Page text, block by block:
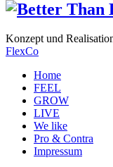
Konzept und
FlexCo
Home
FEEL
GROW
LIVE
We like
Pro & Contra
Impressum